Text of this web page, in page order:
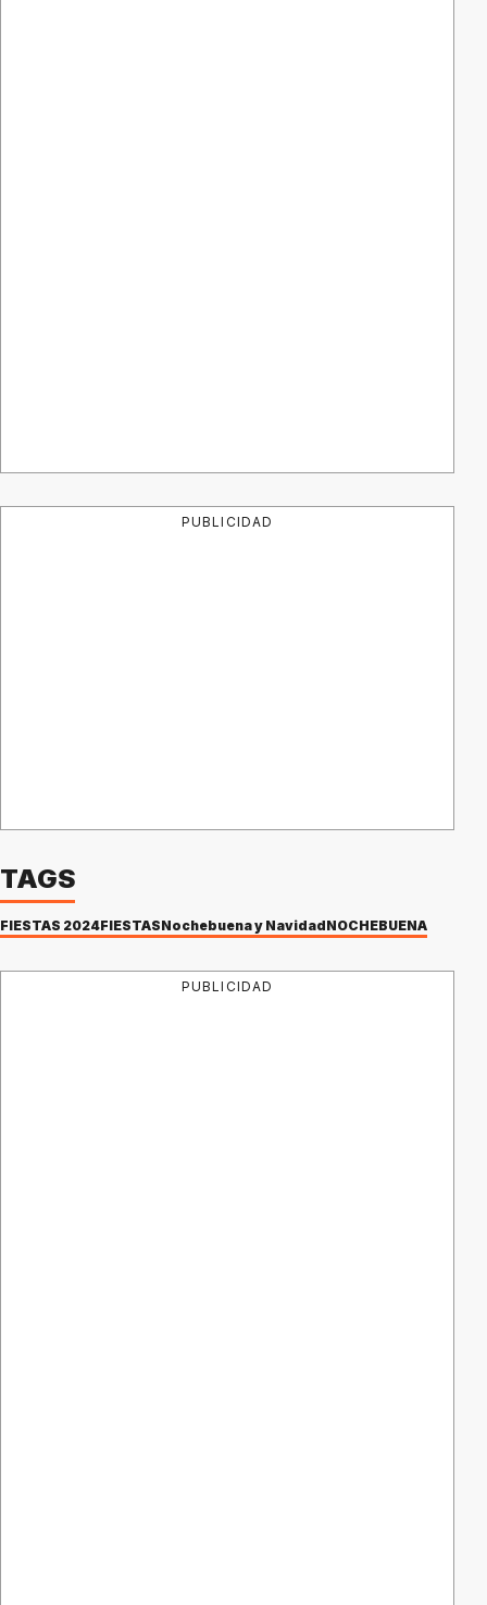
PUBLICIDAD
TAGS
FIESTAS 2024FIESTASNochebuena y NavidadNOCHEBUENA
PUBLICIDAD